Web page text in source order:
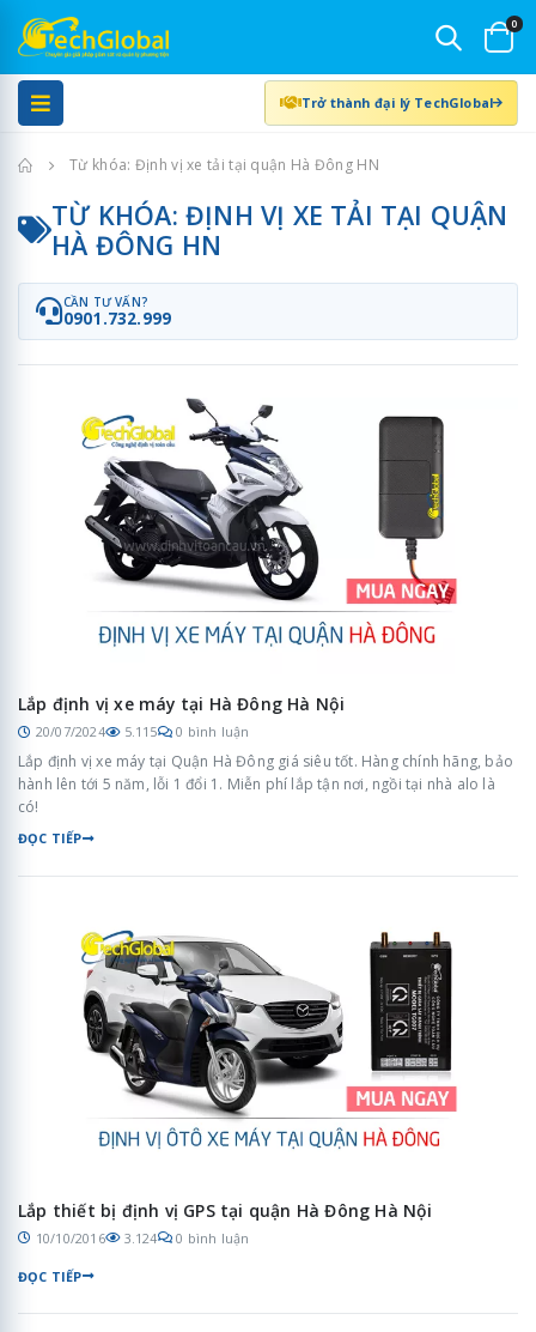
0
Trở thành đại lý TechGlobal
Trang chủTừ khóa: Định vị xe tải tại quận Hà Đông HN
TỪ KHÓA: ĐỊNH VỊ XE TẢI TẠI QUẬN
HÀ ĐÔNG HN
CẦN TƯ VẤN?
0901.732.999
Lắp định vị xe máy tại Hà Đông Hà Nội
20/07/2024 5.115 0 bình luận
Lắp định vị xe máy tại Quận Hà Đông giá siêu tốt. Hàng chính hãng, bảo
hành lên tới 5 năm, lỗi 1 đổi 1. Miễn phí lắp tận nơi, ngồi tại nhà alo là
có!
ĐỌC TIẾP
Lắp thiết bị định vị GPS tại quận Hà Đông Hà Nội
10/10/2016 3.124 0 bình luận
ĐỌC TIẾP